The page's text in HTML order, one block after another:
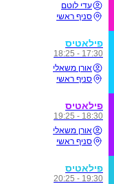
עדי לוטם
סניף ראשי
פילאטיס
17:30 - 18:25
אורן משאלי
סניף ראשי
פילאטיס
18:30 - 19:25
אורן משאלי
סניף ראשי
פילאטיס
19:30 - 20:25